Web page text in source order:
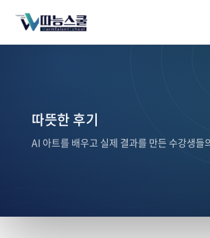
따뜻한 후기
AI 아트를 배우고 실제 결과를 만든 수강생들